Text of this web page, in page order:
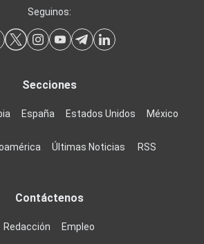
Seguinos:
Secciones
España Estados Unidos México
Últimas Noticias RSS
Contáctenos
Redacción Empleo